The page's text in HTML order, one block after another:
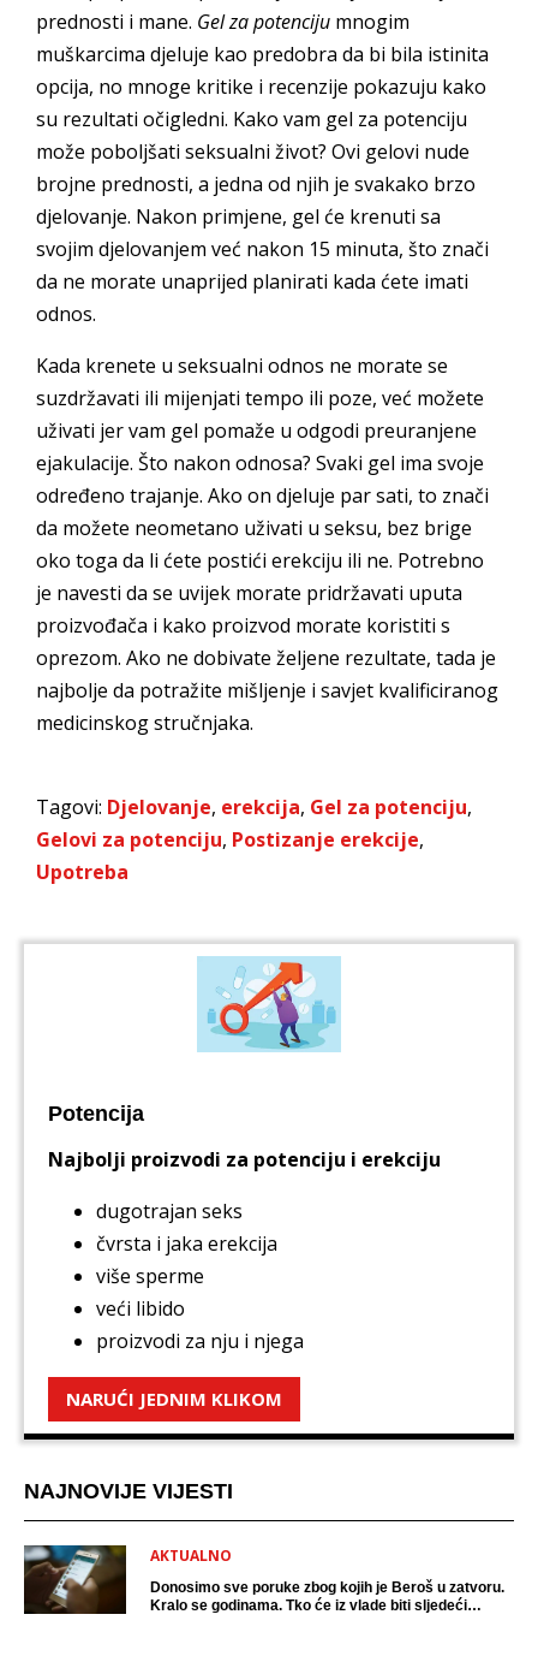
prednosti i mane. Gel za potenciju mnogim
muškarcima djeluje kao predobra da bi bila istinita
opcija, no mnoge kritike i recenzije pokazuju kako
su rezultati očigledni. Kako vam gel za potenciju
može poboljšati seksualni život? Ovi gelovi nude
brojne prednosti, a jedna od njih je svakako brzo
djelovanje. Nakon primjene, gel će krenuti sa
svojim djelovanjem već nakon 15 minuta, što znači
da ne morate unaprijed planirati kada ćete imati
odnos.
Kada krenete u seksualni odnos ne morate se
suzdržavati ili mijenjati tempo ili poze, već možete
uživati jer vam gel pomaže u odgodi preuranjene
ejakulacije. Što nakon odnosa? Svaki gel ima svoje
određeno trajanje. Ako on djeluje par sati, to znači
da možete neometano uživati u seksu, bez brige
oko toga da li ćete postići erekciju ili ne. Potrebno
je navesti da se uvijek morate pridržavati uputa
proizvođača i kako proizvod morate koristiti s
oprezom. Ako ne dobivate željene rezultate, tada je
najbolje da potražite mišljenje i savjet kvalificiranog
medicinskog stručnjaka.
Tagovi: Djelovanje, erekcija, Gel za potenciju,
Gelovi za potenciju, Postizanje erekcije,
Upotreba
Potencija
Najbolji proizvodi za potenciju i erekciju
dugotrajan seks
čvrsta i jaka erekcija
više sperme
veći libido
proizvodi za nju i njega
NARUĆI JEDNIM KLIKOM
NAJNOVIJE VIJESTI
AKTUALNO
Donosimo sve poruke zbog kojih je Beroš u zatvoru.
Kralo se godinama. Tko će iz vlade biti sljedeći